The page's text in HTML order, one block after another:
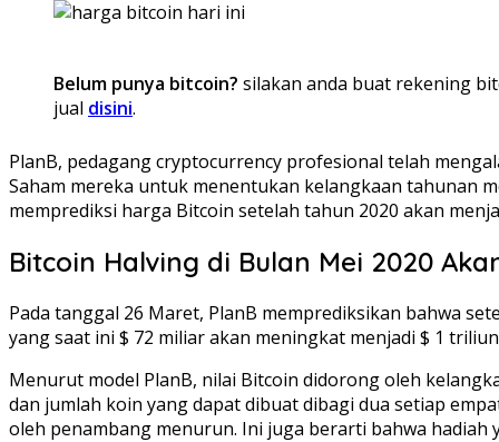
Belum punya bitcoin? silakan anda buat rekening
jual disini.
PlanB, pedagang cryptocurrency profesional telah
Saham mereka untuk menentukan kelangkaan tahunan
memprediksi harga Bitcoin setelah tahun 2020 akan
Bitcoin Halving di Bulan Mei 2020
Pada tanggal 26 Maret, PlanB memprediksikan bahwa
yang saat ini $ 72 miliar akan meningkat menjadi $ 1
Menurut model PlanB, nilai Bitcoin didorong oleh
dan jumlah koin yang dapat dibuat dibagi dua setiap
oleh penambang menurun. Ini juga berarti bahwa hadiah